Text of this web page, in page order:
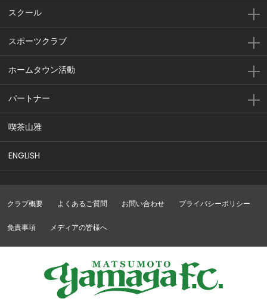
スクール
スポーツクラブ
ホームタウン活動
パートナー
喫茶山雅
ENGLISH
クラブ概要 よくあるご質問 お問い合わせ プライバシーポリシー
免責事項 メディアの皆様へ